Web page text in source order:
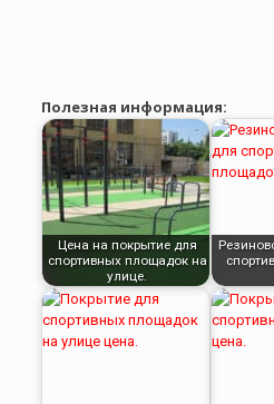
Полезная информация:
Цена на покрытие для
спортивных площадок на
улице.